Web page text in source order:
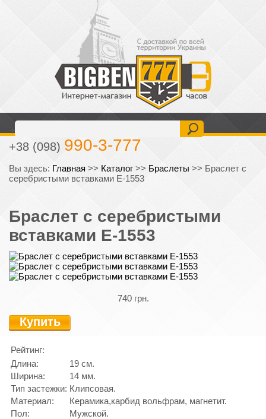
+38 (093)
+38 (098) 990-3-777
Вы здесь: Главная >> Каталог >> Браслеты >> Браслет с
серебристыми вставками E-1553
Браслет с серебристыми
вставками E-1553
740 грн.
Купить
Рейтинг:
Длина:
19 см.
Ширина:
14 мм.
Тип застежки: Клипсовая.
Материал:
Керамика,карбид вольфрам, магнетит.
Пол:
Мужской.